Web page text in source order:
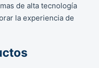
de alta tecnología
la experiencia de